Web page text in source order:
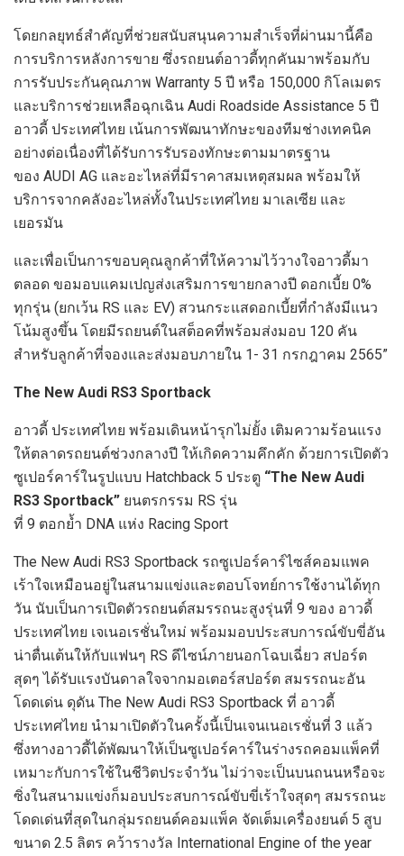
โดยกลยุทธ์สำคัญที่ช่วยสนับสนุนความสำเร็จที่ผ่านมานี้คือ
การบริการหลังการขาย ซึ่งรถยนต์อาวดี้ทุกคันมาพร้อมกับ
การรับประกันคุณภาพ Warranty 5 ปี หรือ 150,000 กิโลเมตร
และบริการช่วยเหลือฉุกเฉิน Audi Roadside Assistance 5 ปี
อาวดี้ ประเทศไทย เน้นการพัฒนาทักษะของทีมช่างเทคนิค
อย่างต่อเนื่องที่ได้รับการรับรองทักษะตามมาตรฐาน
ของ AUDI AG และอะไหล่ที่มีราคาสมเหตุสมผล พร้อมให้
บริการจากคลังอะไหล่ทั้งในประเทศไทย มาเลเซีย และ
เยอรมัน
และเพื่อเป็นการขอบคุณลูกค้าที่ให้ความไว้วางใจอาวดี้มา
ตลอด ขอมอบแคมเปญส่งเสริมการขายกลางปี ดอกเบี้ย 0%
ทุกรุ่น (ยกเว้น RS และ EV) สวนกระแสดอกเบี้ยที่กำลังมีแนว
โน้มสูงขึ้น โดยมีรถยนต์ในสต็อคที่พร้อมส่งมอบ 120 คัน
สำหรับลูกค้าที่จองและส่งมอบภายใน 1- 31 กรกฎาคม 2565”
The New Audi RS3 Sportback
อาวดี้ ประเทศไทย พร้อมเดินหน้ารุกไม่ยั้ง เติมความร้อนแรง
ให้ตลาดรถยนต์ช่วงกลางปี ให้เกิดความคึกคัก ด้วยการเปิดตัว
ซูเปอร์คาร์ในรูปแบบ Hatchback 5 ประตู “The New Audi
RS3 Sportback” ยนตรกรรม RS รุ่น
ที่ 9 ตอกย้ำ DNA แห่ง Racing Sport
The New Audi RS3 Sportback รถซูเปอร์คาร์ไซส์คอมแพค
เร้าใจเหมือนอยู่ในสนามแข่งและตอบโจทย์การใช้งานได้ทุก
วัน นับเป็นการเปิดตัวรถยนต์สมรรถนะสูงรุ่นที่ 9 ของ อาวดี้
ประเทศไทย เจเนอเรชั่นใหม่ พร้อมมอบประสบการณ์ขับขี่อัน
น่าตื่นเต้นให้กับแฟนๆ RS ดีไซน์ภายนอกโฉบเฉี่ยว สปอร์ต
สุดๆ ได้รับแรงบันดาลใจจากมอเตอร์สปอร์ต สมรรถนะอัน
โดดเด่น ดุดัน The New Audi RS3 Sportback ที่ อาวดี้
ประเทศไทย นำมาเปิดตัวในครั้งนี้เป็นเจนเนอเรชั่นที่ 3 แล้ว
ซึ่งทางอาวดี้ได้พัฒนาให้เป็นซูเปอร์คาร์ในร่างรถคอมแพ็คที่
เหมาะกับการใช้ในชีวิตประจำวัน ไม่ว่าจะเป็นบนถนนหรือจะ
ซิ่งในสนามแข่งก็มอบประสบการณ์ขับขี่เร้าใจสุดๆ สมรรถนะ
โดดเด่นที่สุดในกลุ่มรถยนต์คอมแพ็ค จัดเต็มเครื่องยนต์ 5 สูบ
ขนาด 2.5 ลิตร คว้ารางวัล International Engine of the year